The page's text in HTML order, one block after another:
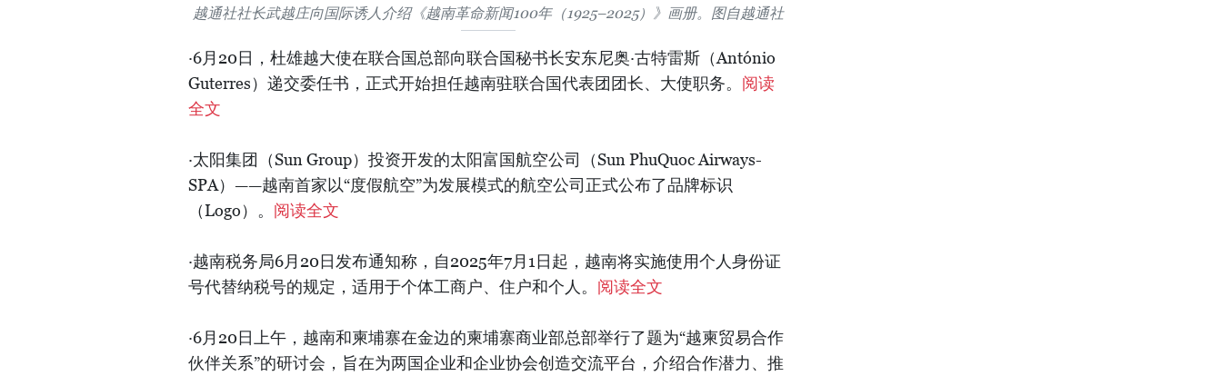
越通社社长武越庄向国际诱人介绍《越南革命新闻100年（1925–2025）》画册。图自越通社
·6月20日，杜雄越大使在联合国总部向联合国秘书长安东尼奥·古特雷斯（António
Guterres）递交委任书，正式开始担任越南驻联合国代表团团长、大使职务。 阅读
全文
·太阳集团（Sun Group）投资开发的太阳富国航空公司（Sun PhuQuoc Airways-
SPA）——越南首家以“度假航空”为发展模式的航空公司正式公布了品牌标识
（Logo）。 阅读全文
·越南税务局6月20日发布通知称，自2025年7月1日起，越南将实施使用个人身份证
号代替纳税号的规定，适用于个体工商户、住户和个人。 阅读全文
·6月20日上午，越南和柬埔寨在金边的柬埔寨商业部总部举行了题为“越柬贸易合作
伙伴关系”的研讨会，旨在为两国企业和企业协会创造交流平台，介绍合作潜力、推